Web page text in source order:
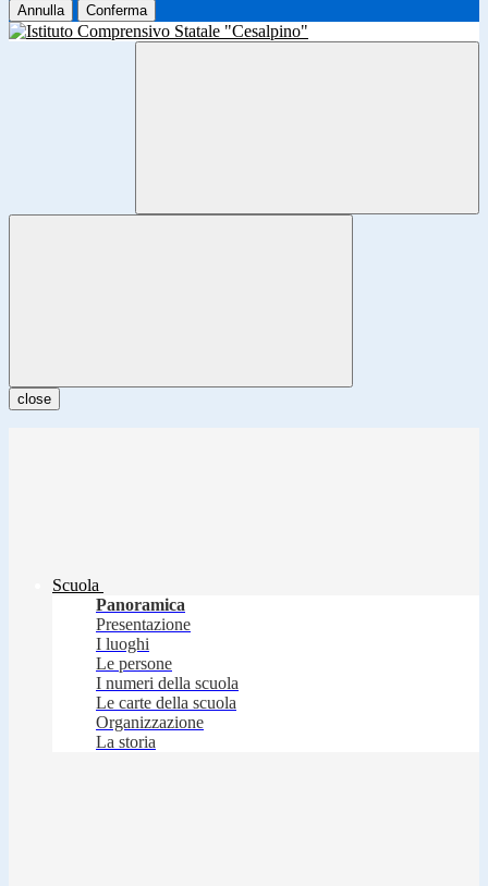
Annulla Conferma
close
Scuola
Panoramica
Presentazione
I luoghi
Le persone
I numeri della scuola
Le carte della scuola
Organizzazione
La storia